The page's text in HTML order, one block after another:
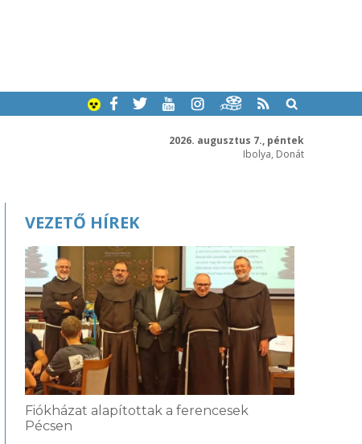
2026. augusztus 7., péntek
Ibolya, Donát
VEZETŐ HÍREK
Fiókházat alapítottak a ferencesek
Pécsen